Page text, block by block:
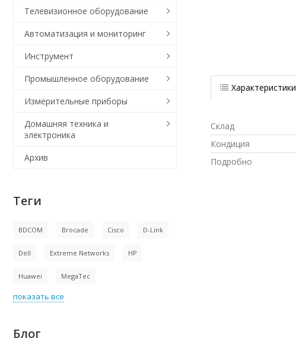
Характеристики
Склад
Кондиция
Подробно
Телевизионное оборудование
Автоматизация и мониторинг
Инструмент
Промышленное оборудование
Измерительные приборы
Домашняя техника и
электроника
Архив
Теги
BDCOM Brocade Cisco D-Link
Dell Extreme Networks HP
Huawei MegaTec
показать все
Блог